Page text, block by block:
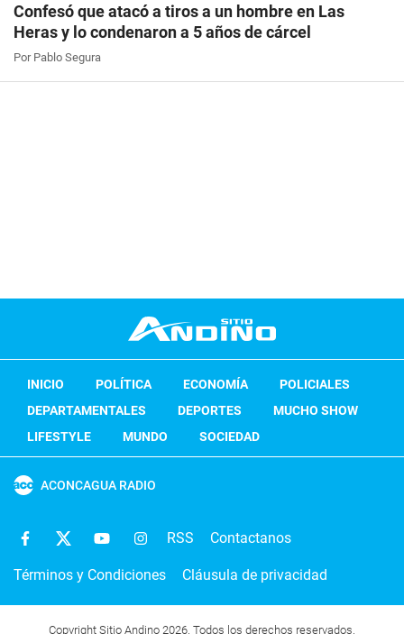
Confesó que atacó a tiros a un hombre en Las
Heras y lo condenaron a 5 años de cárcel
Por Pablo Segura
INICIO POLÍTICA ECONOMÍA
POLICIALES
DEPARTAMENTALES
DEPORTES
MUCHO SHOW
LIFESTYLE
MUNDO SOCIEDAD
ACONCAGUA RADIO
RSS Contactanos
Términos y Condiciones Cláusula de privacidad
Copyright Sitio Andino 2026. Todos los derechos reservados.